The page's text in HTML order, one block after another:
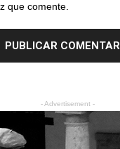
que comente.
- Advertisement -